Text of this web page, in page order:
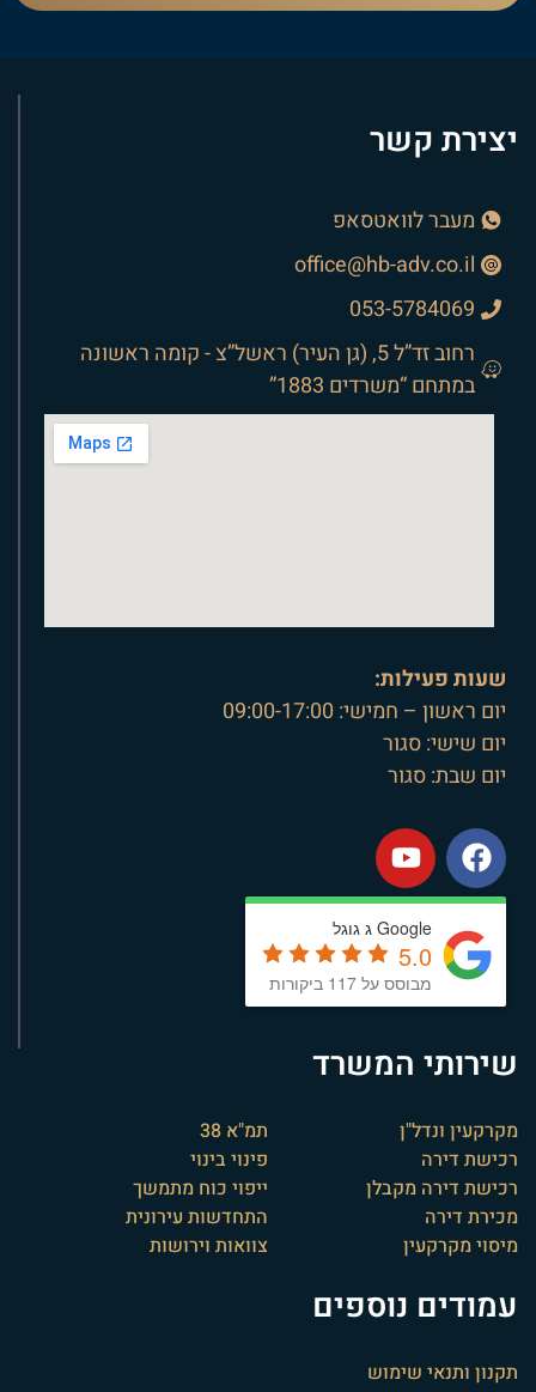
יצירת קשר
מעבר לוואטסאפ
office@hb-adv.co.il
053-5784069
רחוב זד”ל 5, (גן העיר) ראשל”צ - קומה ראשונה
במתחם “משרדים 1883”
שעות פעילות:
יום ראשון – חמישי: 09:00-17:00
יום שישי: סגור
יום שבת: סגור
Google ג גוגל
5.0
מבוסס על 117 ביקורות
שירותי המשרד
מקרקעין ונדל"ן
רכישת דירה
רכישת דירה מקבלן
מכירת דירה
מיסוי מקרקעין
תמ"א 38
פינוי בינוי
ייפוי כוח מתמשך
התחדשות עירונית
צוואות וירושות
עמודים נוספים
תקנון ותנאי שימוש